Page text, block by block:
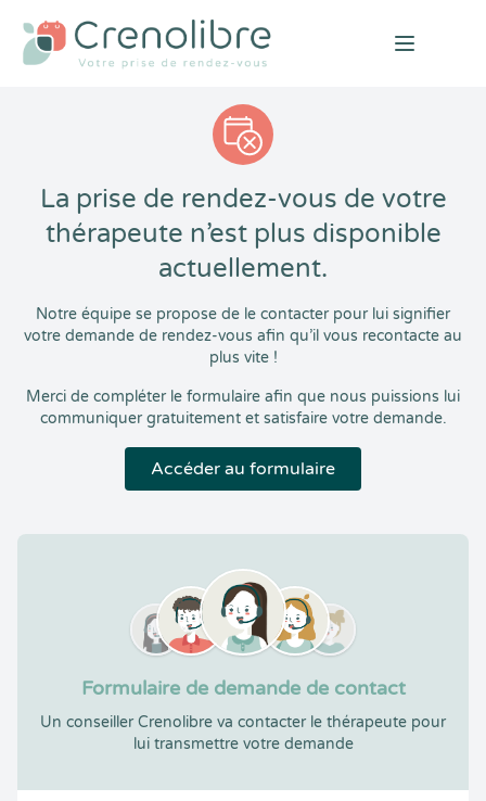
Open
La prise de rendez-vous de votre
thérapeute n’est plus disponible
actuellement.
Notre équipe se propose de le contacter pour lui signifier
votre demande de rendez-vous afin qu’il vous recontacte au
plus vite !
Merci de compléter le formulaire afin que nous puissions lui
communiquer gratuitement et satisfaire votre demande.
Accéder au formulaire
Formulaire de demande de contact
Un conseiller Crenolibre va contacter le thérapeute pour
lui transmettre votre demande